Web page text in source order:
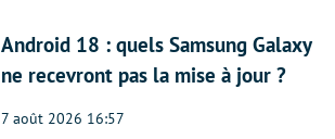
Android 18 : quels Samsung Galaxy
ne recevront pas la mise à jour ?
7 août 2026 16:57